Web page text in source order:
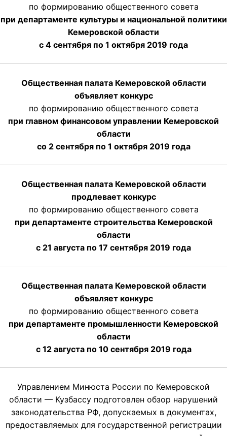
по формированию общественного совета
при департаменте культуры и национальной политики
Кемеровской области
с 4 сентября по 1 октября 2019 года
Общественная палата Кемеровской области
объявляет конкурс
по формированию общественного совета
при главном финансовом управлении Кемеровской
области
со 2 сентября по 1 октября 2019 года
Общественная палата Кемеровской области
продлевает конкурс
по формированию общественного совета
при департаменте строительства Кемеровской
области
с 21 августа по 17 сентября 2019 года
Общественная палата Кемеровской области
объявляет конкурс
по формированию общественного совета
при департаменте промышленности Кемеровской
области
с 12 августа по 10 сентября 2019 года
Управлением Минюста России по Кемеровской
области — Кузбассу подготовлен обзор нарушений
законодательства РФ, допускаемых в документах,
предоставляемых для государственной регистрации